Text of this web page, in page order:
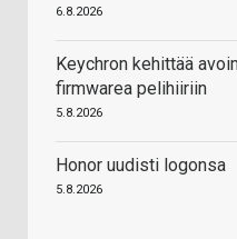
6.8.2026
Keychron kehittää
firmwarea pelihiiriin
5.8.2026
Honor uudisti logonsa
5.8.2026